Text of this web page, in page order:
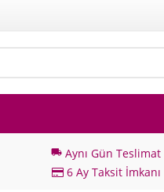
local_shipping Aynı Gün Teslimat
6 Ay Taksit İmkanı